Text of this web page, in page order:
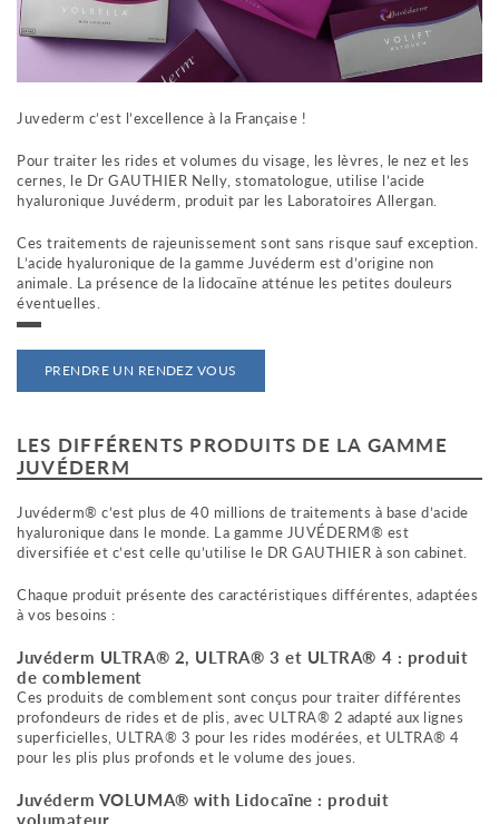
Juvederm c’est l’excellence à la Française !
Pour traiter les rides et volumes du visage, les lèvres, le nez et les
cernes, le Dr GAUTHIER Nelly, stomatologue, utilise l’acide
hyaluronique Juvéderm, produit par les Laboratoires Allergan.
Ces traitements de rajeunissement sont sans risque sauf exception.
L’acide hyaluronique de la gamme Juvéderm est d’origine non
animale. La présence de la lidocaïne atténue les petites douleurs
éventuelles.
PRENDRE UN RENDEZ VOUS
LES DIFFÉRENTS PRODUITS DE LA GAMME
JUVÉDERM
Juvéderm® c’est plus de 40 millions de traitements à base d’acide
hyaluronique dans le monde. La gamme JUVÉDERM® est
diversifiée et c’est celle qu’utilise le DR GAUTHIER à son cabinet.
Chaque produit présente des caractéristiques différentes, adaptées
à vos besoins :
Juvéderm ULTRA® 2, ULTRA® 3 et ULTRA® 4 : produit
de comblement
Ces produits de comblement sont conçus pour traiter différentes
profondeurs de rides et de plis, avec ULTRA® 2 adapté aux lignes
superficielles, ULTRA® 3 pour les rides modérées, et ULTRA® 4
pour les plis plus profonds et le volume des joues.
Juvéderm VOLUMA® with Lidocaïne : produit
volumateur